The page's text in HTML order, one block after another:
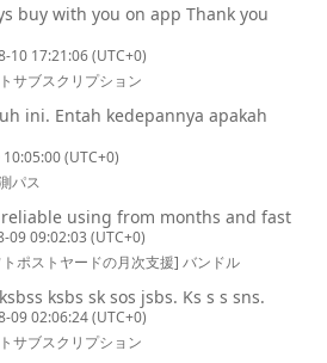
buy with you on app Thank you
10 17:21:06 (UTC+0)
サブスクリプション
ini. Entah kedepannya apakah
(UTC+0)
パス
using from months and fast
09 09:02:03 (UTC+0)
ポストヤードの月次支援] バンドル
ksbs sk sos jsbs. Ks s s sns.
09 02:06:24 (UTC+0)
サブスクリプション